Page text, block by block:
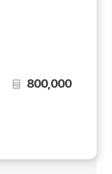
800,000